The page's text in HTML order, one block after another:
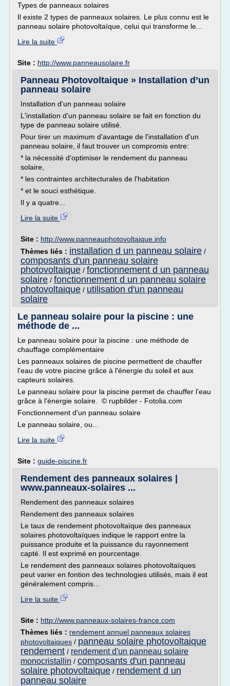
Types de panneaux solaires
Il existe 2 types de panneaux solaires. Le plus connu est le
panneau solaire photovoltaïque, celui qui transforme le...
Lire la suite
Site : http://www.panneausolaire.fr
Panneau Photovoltaique » Installation d’un
panneau solaire
Installation d'un panneau solaire
L'installation d'un panneau solaire se fait en fonction du
type de panneau solaire utilisé.
Pour tirer un maximum d'avantage de l'installation d'un
panneau solaire, il faut trouver un compromis entre:
* la nécessité d'optimiser le rendement du panneau
solaire,
* les contraintes architecturales de l'habitation
* et le souci esthétique.
Il y a quatre...
Lire la suite
Site : http://www.panneauphotovoltaique.info
Thèmes liés : installation d un panneau solaire /
composants d'un panneau solaire
photovoltaique / fonctionnement d un panneau
solaire / fonctionnement d un panneau solaire
photovoltaique / utilisation d'un panneau
solaire
Le panneau solaire pour la piscine : une
méthode de ...
Le panneau solaire pour la piscine : une méthode de
chauffage complémentaire
Les panneaux solaires de piscine permettent de chauffer
l'eau de votre piscine grâce à l'énergie du soleil et aux
capteurs solaires.
Le panneau solaire pour la piscine permet de chauffer l'eau
grâce à l'énergie solaire. © rupbilder - Fotolia.com
Fonctionnement d'un panneau solaire
Le panneau solaire, ou...
Lire la suite
Site : guide-piscine.fr
Rendement des panneaux solaires |
www.panneaux-solaires ...
Rendement des panneaux solaires
Rendement des panneaux solaires
Le taux de rendement photovoltaïque des panneaux
solaires photovoltaïques indique le rapport entre la
puissance produite et la puissance du rayonnement
capté. Il est exprimé en pourcentage.
Le rendement des panneaux solaires photovoltaïques
peut varier en fontion des technologies utilisés, mais il est
généralement compris...
Lire la suite
Site : http://www.panneaux-solaires-france.com
Thèmes liés : rendement annuel panneaux solaires
photovoltaiques / panneau solaire photovoltaique
rendement / rendement d'un panneau solaire
monocristallin / composants d'un panneau
solaire photovoltaique / rendement d un
panneau solaire